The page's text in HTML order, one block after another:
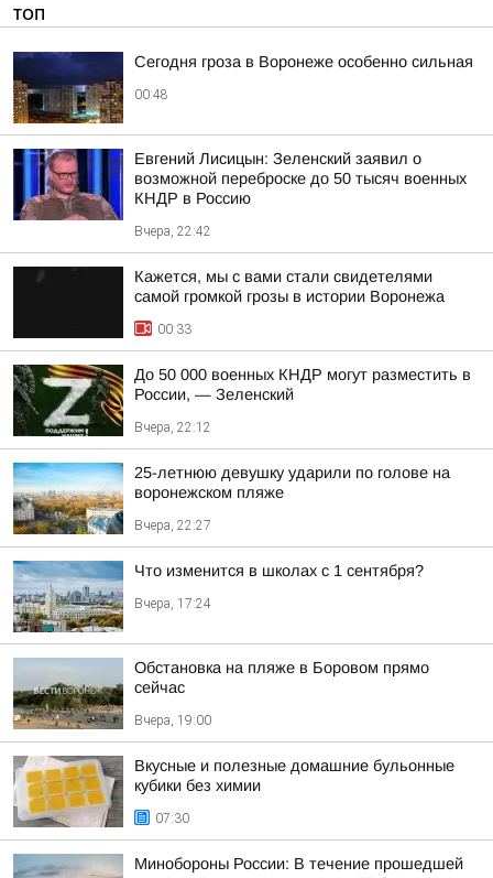
ТОП
Сегодня гроза в Воронеже особенно сильная
00:48
Евгений Лисицын: Зеленский заявил о
возможной переброске до 50 тысяч военных
КНДР в Россию
Вчера, 22:42
Кажется, мы с вами стали свидетелями
самой громкой грозы в истории Воронежа
00:33
До 50 000 военных КНДР могут разместить в
России, — Зеленский
Вчера, 22:12
25-летнюю девушку ударили по голове на
воронежском пляже
Вчера, 22:27
Что изменится в школах с 1 сентября?
Вчера, 17:24
Обстановка на пляже в Боровом прямо
сейчас
Вчера, 19:00
Вкусные и полезные домашние бульонные
кубики без химии
07:30
Минобороны России: В течение прошедшей